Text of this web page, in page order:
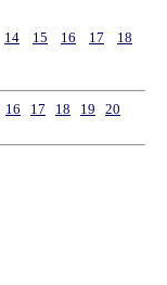
14 15 16 17
18
16 17 18 19
20